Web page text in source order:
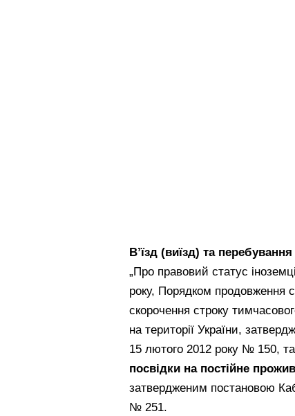
В’їзд (виїзд) та перебування
„Про правовий статус
року, Порядком продовження
скорочення строку
на території України,
15 лютого 2012 року № 150,
посвідки на постійне
затвердженим постановою
№ 251.